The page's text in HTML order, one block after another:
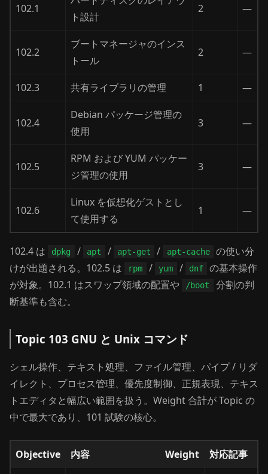
102.1
ト設計
2 —
102.2
ブートマネージャのインス
トール
2 —
102.3 共有ライブラリの管理 1 —
102.4
Debian パッケージ管理の
使用
3 —
102.5
RPM および YUM パッケー
ジ管理の使用
3 —
102.6
Linux を仮想化ゲストとし
て使用する
1 —
102.4 は dpkg / apt / apt-get / apt-cache
の使い分
けが出題される。102.5 は
rpm / yum / dnf
の基本操作
が対象。102.1 はスワップ領域の配置や
/boot
分割の判
断基準も含む。
Topic 103 GNU と Unix コマンド
シェル操作、テキスト処理、ファイル管理、パイプ / リダ
イレクト、プロセス管理、優先度制御、正規表現、テキス
トエディタと幅広い範囲を扱う。Weight 合計が Topic の
中で最大であり、101 試験の核心。
Objective 内容 Weight 対応記事